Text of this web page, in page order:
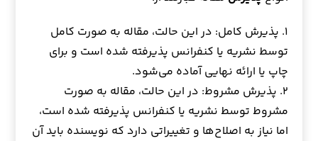
۱. پذیرش کامل: در این حالت، مقاله به صورت کامل
توسط نشریه یا کنفرانس پذیرفته شده است و برای
چاپ یا ارائه نهایی آماده می‌شود.
۲. پذیرش مشروط: در این حالت، مقاله به صورت
مشروط توسط نشریه یا کنفرانس پذیرفته شده است،
اما نیاز به اصلاح‌ها و تغییراتی دارد که نویسنده باید آن